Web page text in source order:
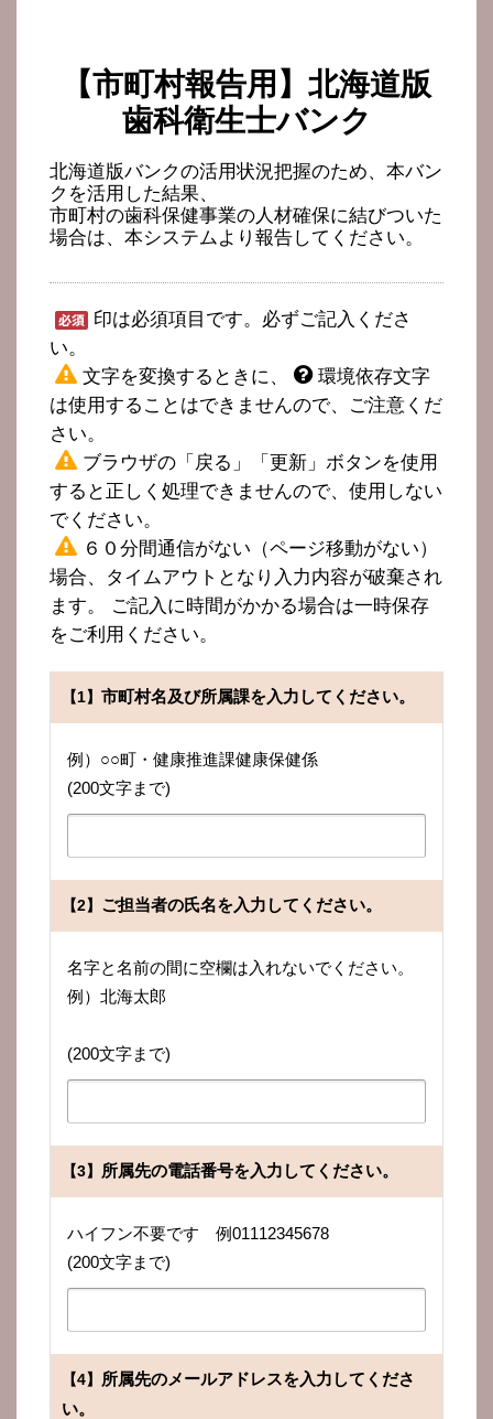
【市町村報告用】北海道版
歯科衛生士バンク
北海道版バンクの活用状況把握のため、本バン
クを活用した結果、
市町村の歯科保健事業の人材確保に結びついた
場合は、本システムより報告してください。
印は必須項目です。必ずご記入くださ
い。
文字を変換するときに、
環境依存文字
は使用することはできませんので、ご注意くだ
さい。
ブラウザの「戻る」「更新」ボタンを使用
すると正しく処理できませんので、使用しない
でください。
６０分間通信がない（ページ移動がない）
場合、タイムアウトとなり入力内容が破棄され
ます。 ご記入に時間がかかる場合は一時保存
をご利用ください。
【1】 市町村名及び所属課を入力してください。
例）○○町・健康推進課健康保健係
(200文字まで)
【2】 ご担当者の氏名を入力してください。
名字と名前の間に空欄は入れないでください。
例）北海太郎
(200文字まで)
【3】 所属先の電話番号を入力してください。
ハイフン不要です 例01112345678
(200文字まで)
【4】 所属先のメールアドレスを入力してくださ
い。